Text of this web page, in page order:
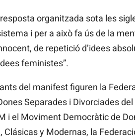
organitzada sota les
i per a això fa ús de la
de repetició d’idees
feministes”.
del manifest figuren la
Separades i Divorciades
i el Moviment Democràtic de
Clásicas y Modernas, la